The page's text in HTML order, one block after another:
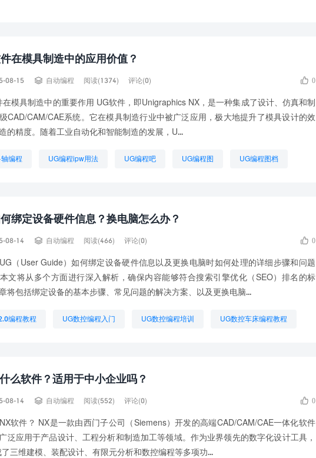
在模具制造中的应用价值？
08-15  自动编程 阅读(1374) 评论(0)  0
在模具制造中的重要作用 UG软件，即Unigraphics NX，是一种集成了设计、仿真和制
CAD/CAM/CAE系统。它在模具制造行业中被广泛应用，极大地提升了模具设计的效
的精度。随着工业自动化和智能制造的发展，U...
编程 UG编程ipw用法 UG编程吧 UG编程图 UG编程图档
绑定设备硬件信息？换电脑怎么办？
08-14  自动编程 阅读(466) 评论(0)  0
（User Guide）如何绑定设备硬件信息以及更换电脑时如何处理的详细步骤和问题
文将从多个方面进行深入解析，确保内容能够符合搜索引擎优化（SEO）排名的标
将包括绑定设备的基本步骤、常见问题的解决方案、以及更换电脑...
编程教程 UG数控编程入门 UG数控编程培训 UG数控车床编程教程
么软件？适用于中小企业吗？
08-14  自动编程 阅读(552) 评论(0)  0
软件？ NX是一款由西门子公司（Siemens）开发的高端CAD/CAM/CAE一体化软件
泛应用于产品设计、工程分析和制造加工等领域。作为业界领先的数字化设计工具，
了三维建模、装配设计、有限元分析和数控编程等多项功...